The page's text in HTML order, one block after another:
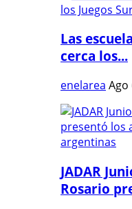
Las
cerca los...
enelarea Ago
JADAR
Rosario